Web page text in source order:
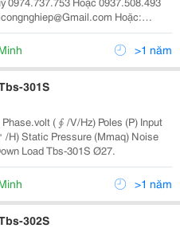
Hoặc:
Vandonghonuoc@Gmail.com Im
>1 năm
301S
(Db) Weight (Kg) Down Load Tbs-301S Ø27.
>1 năm
302S